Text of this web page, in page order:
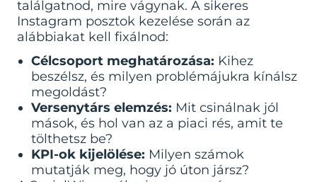
találgatnod, mire vágynak. A sikeres
Instagram posztok kezelése során az
alábbiakat kell fixálnod:
Célcsoport meghatározása: Kihez
beszélsz, és milyen problémájukra kínálsz
megoldást?
Versenytárs elemzés: Mit csinálnak jól
mások, és hol van az a piaci rés, amit te
tölthetsz be?
KPI-ok kijelölése: Milyen számok
mutatják meg, hogy jó úton jársz?